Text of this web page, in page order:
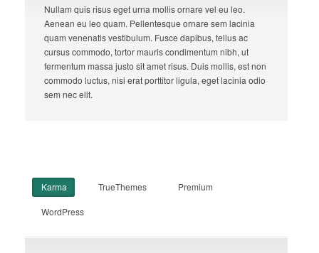
Nullam quis risus eget urna mollis ornare vel eu leo.
Aenean eu leo quam. Pellentesque ornare sem lacinia
quam venenatis vestibulum. Fusce dapibus, tellus ac
cursus commodo, tortor mauris condimentum nibh, ut
fermentum massa justo sit amet risus. Duis mollis, est non
commodo luctus, nisi erat porttitor ligula, eget lacinia odio
sem nec elit.
Karma TrueThemes Premium
WordPress